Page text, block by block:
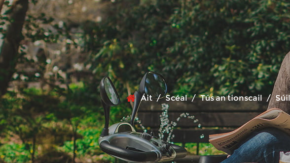
Áit / Scéal / Tús an tionscail /